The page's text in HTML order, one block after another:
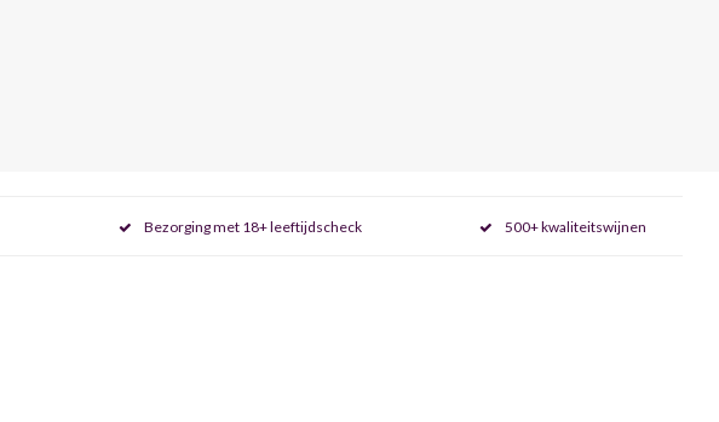
Bezorging met 18+ leeftijdscheck 500+ kwaliteitswijnen